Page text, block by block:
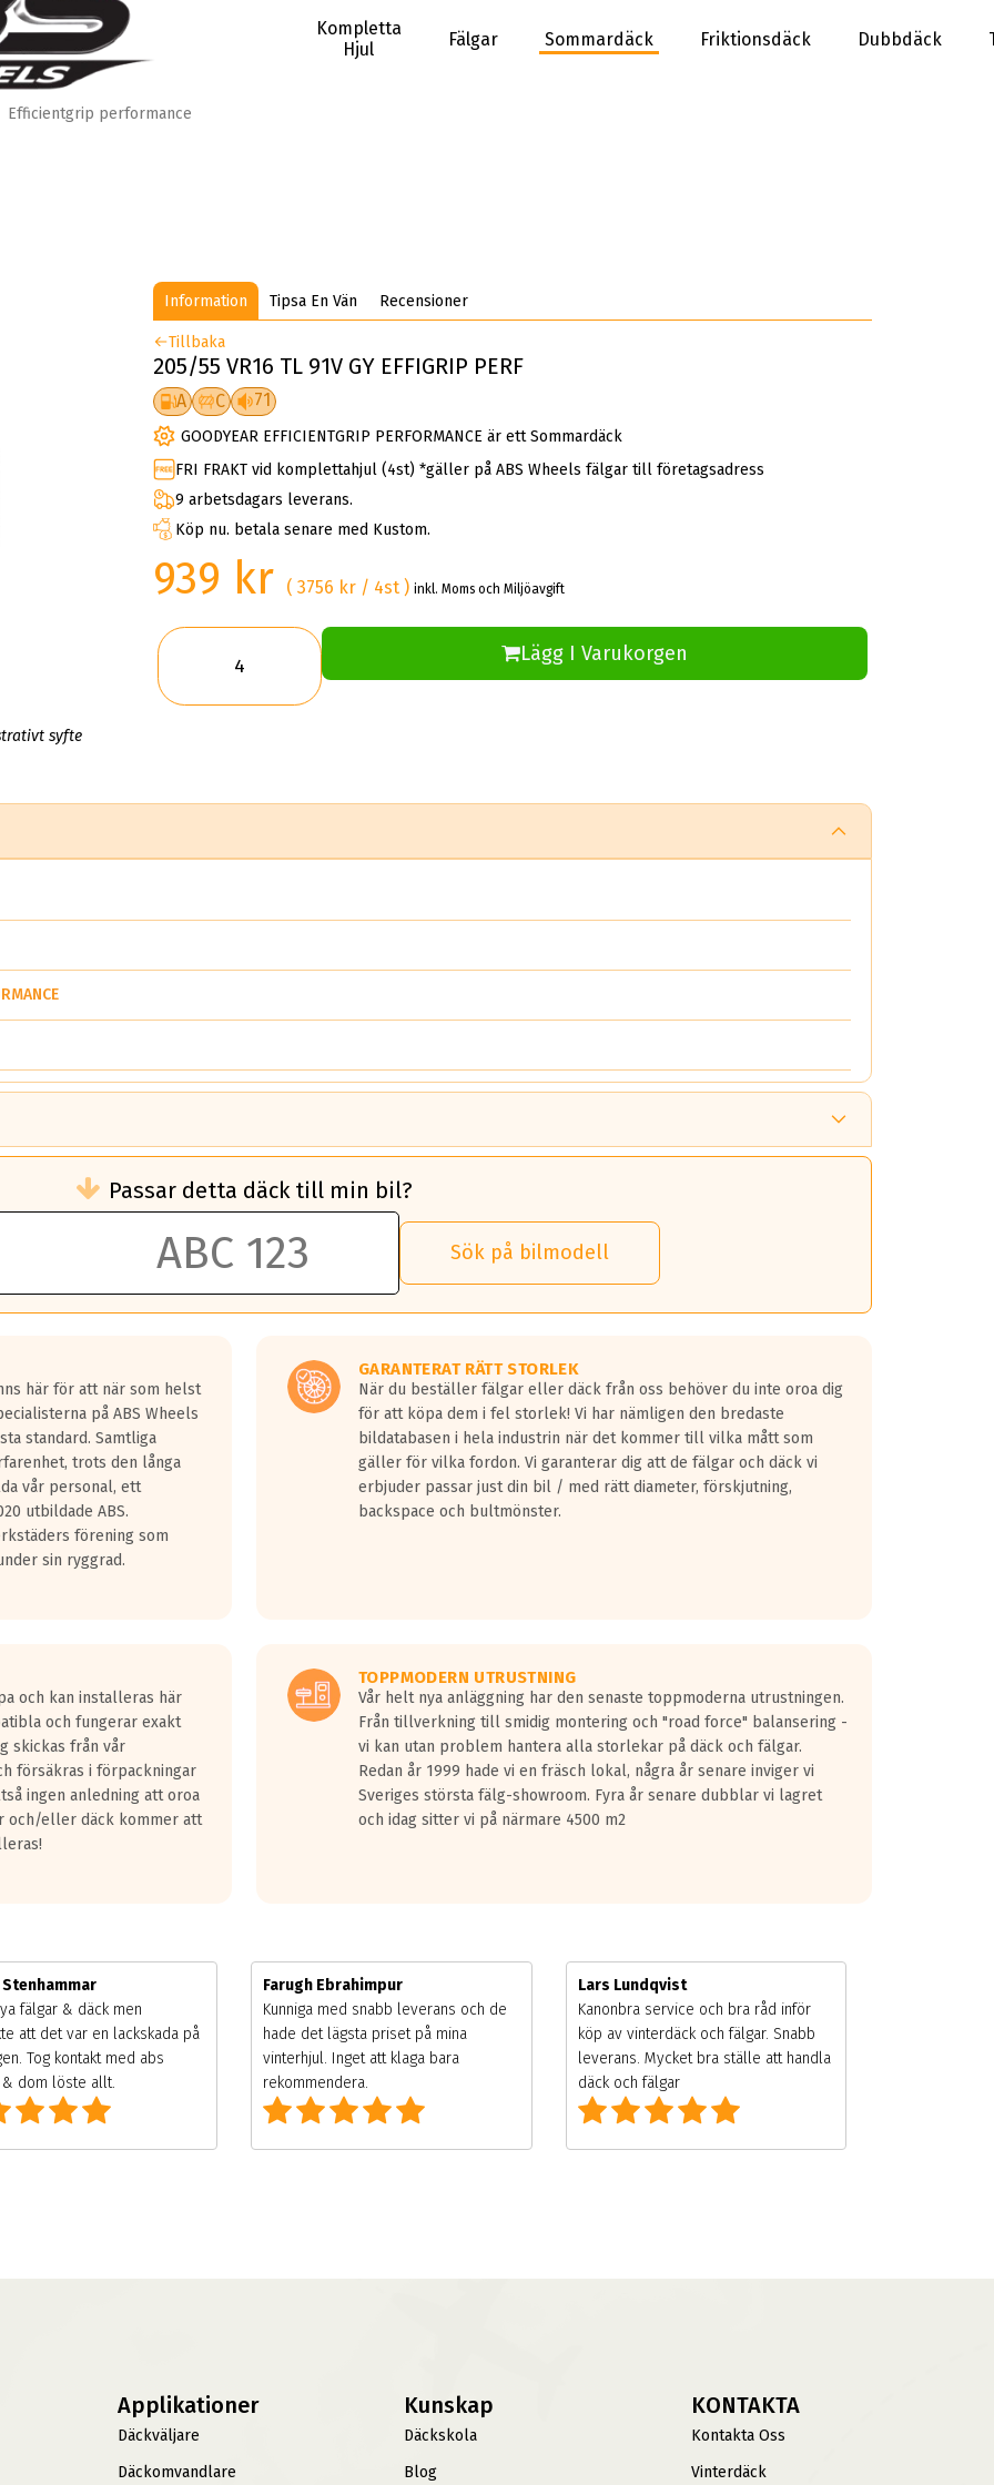
Kompletta
Hjul
Fälgar Sommardäck Friktionsdäck Dubbdäck
Efficientgrip performance
syfte
Information Tipsa En Vän Recensioner
Tillbaka
205/55 VR16 TL 91V GY EFFIGRIP PERF
A C 71
GOODYEAR EFFICIENTGRIP PERFORMANCE är ett Sommardäck
FRI FRAKT vid komplettahjul (4st) *gäller på ABS Wheels fälgar till företagsadress
9 arbetsdagars leverans.
Köp nu. betala senare med Kustom.
939 kr ( 3756 kr / 4st )inkl. Moms och Miljöavgift
Lägg I Varukorgen
än ett klass G däck.
50 liter bränsle med ett klass A däck gentemot ett klass G däck.
vilken rutt du kör, samt vilken körstil du använder.
lastbilar.
på en väg där det ligger 0.5-1.5 mm vatten.
fyra billängder( ca 18meter) mellan däck med betyg A gentemot
överträffa motorljudet.
ett däck med vågar. Hög bullernivå markeras med svarta vågor
kraven som finns i dagsläget, men är inte längre tillåtna enligt nya
Passar detta däck till min bil?
Sök på bilmodell
här för att när som helst
på ABS Wheels
standard. Samtliga
trots den långa
vår personal, ett
utbildade ABS.
förening som
sin ryggrad.
GARANTERAT RÄTT STORLEK
När du beställer fälgar eller däck från oss behöver du inte oroa dig
för att köpa dem i fel storlek! Vi har nämligen den bredaste
bildatabasen i hela industrin när det kommer till vilka mått som
gäller för vilka fordon. Vi garanterar dig att de fälgar och däck vi
erbjuder passar just din bil / med rätt diameter, förskjutning,
backspace och bultmönster.
och kan installeras här
och fungerar exakt
skickas från vår
försäkras i förpackningar
ingen anledning att oroa
och/eller däck kommer att
TOPPMODERN UTRUSTNING
Vår helt nya anläggning har den senaste toppmoderna utrustningen.
Från tillverkning till smidig montering och "road force" balansering -
vi kan utan problem hantera alla storlekar på däck och fälgar.
Redan år 1999 hade vi en fräsch lokal, några år senare inviger vi
Sveriges största fälg-showroom. Fyra år senare dubblar vi lagret
och idag sitter vi på närmare 4500 m2
Stenhammar
fälgar & däck men
att det var en lackskada på
Tog kontakt med abs
dom löste allt.
Farugh Ebrahimpur
Kunniga med snabb leverans och de
hade det lägsta priset på mina
vinterhjul. Inget att klaga bara
rekommendera.
Lars Lundqvist
Kanonbra service och bra råd inför
köp av vinterdäck och fälgar. Snabb
leverans. Mycket bra ställe att handla
däck och fälgar
Applikationer
Däckväljare
Däckomvandlare
Kunskap
Däckskola
Blog
KONTAKTA
Kontakta Oss
Vinterdäck